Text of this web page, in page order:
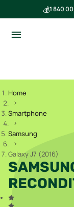
💰1 840
Home
Smartphone
Samsung
Galaxy J7 (2016)